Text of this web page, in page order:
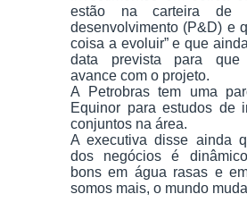
estão na carteira de
desenvolvimento (P&D) e
coisa a evoluir” e que
data prevista para que
avance com o projeto.
A Petrobras tem uma
Equinor para estudos de
conjuntos na área.
A executiva disse ainda
dos negócios é
bons em água rasas e
somos mais, o mundo